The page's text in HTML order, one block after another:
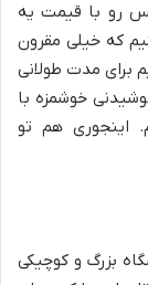
رو با قیمت یه
که خیلی مقرون
عددی، می تونیم برای مدت طولانی
خوشمزه با
اینجوری هم تو
بزرگ و کوچیکی